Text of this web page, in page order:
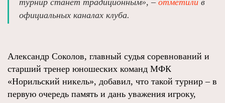
турнир станет традиционным», – отметили в
официальных каналах клуба.
Александр Соколов, главный судья соревнований и
старший тренер юношеских команд МФК
«Норильский никель», добавил, что такой турнир – в
первую очередь память и дань уважения игроку,